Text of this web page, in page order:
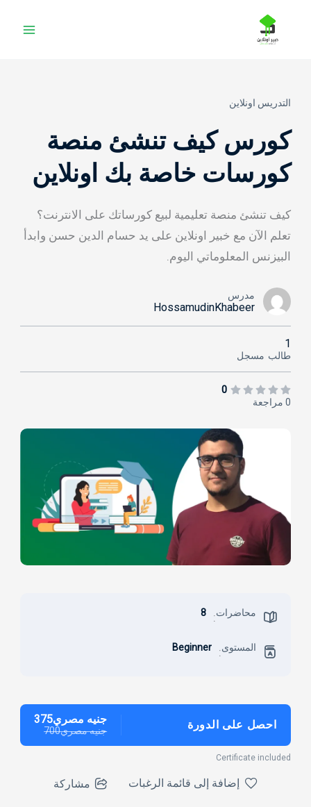
التدريس اونلاين
كورس كيف تنشئ منصة
كورسات خاصة بك اونلاين
كيف تنشئ منصة تعليمية لبيع كورساتك على الانترنت؟
تعلم الآن مع خبير اونلاين على يد حسام الدين حسن وابدأ
البيزنس المعلوماتي اليوم.
مدرس
HossamudinKhabeer
1
طالب مسجل
0
0 مراجعة
محاضرات:
8
المستوى:
Beginner
احصل على الدورة جنيه مصري375
جنيه مصري700
Certificate included
إضافة إلى قائمة الرغبات مشاركة